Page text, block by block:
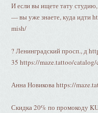
И если вы ищете тату
— вы уже знаете, куда идти
mish/
? Ленинградский просп., д
35 https://maze.tattoo/
Анна Новикова https://
Скидка 20% по промокоду